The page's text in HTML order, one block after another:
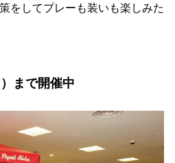
をしてプレーも装いも楽しみた
まで開催中